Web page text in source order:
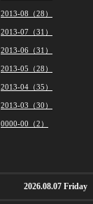
2013-08（28）
2013-07（31）
2013-06（31）
2013-05（28）
2013-04（35）
2013-03（30）
0000-00（2）
2026.08.07 Friday